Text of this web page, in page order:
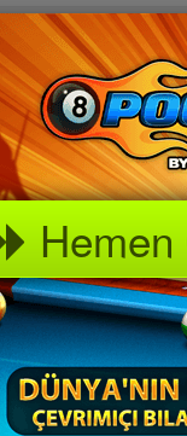
için ip atlamanız